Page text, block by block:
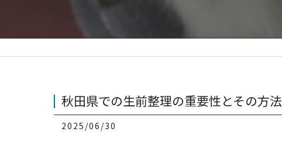
秋田県での生前整理の重要性とその方法
2025/06/30